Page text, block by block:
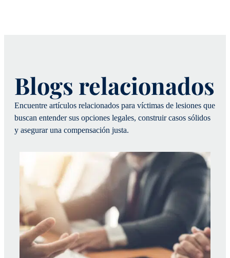
Blogs relacionados
Encuentre artículos relacionados para víctimas de lesiones que
buscan entender sus opciones legales, construir casos sólidos
y asegurar una compensación justa.